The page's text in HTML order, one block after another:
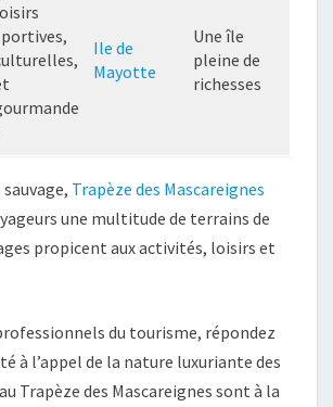
Ile de
Mayotte
Une île
pleine de
richesses
Trapèze des Mascareignes
une multitude de terrains de
propicent aux activités, loisirs et
du tourisme, répondez
à l’appel de la nature luxuriante des
Trapèze des Mascareignes sont à la